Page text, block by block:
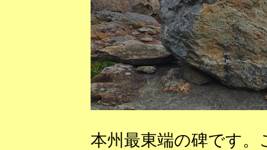
本州最東端の碑です